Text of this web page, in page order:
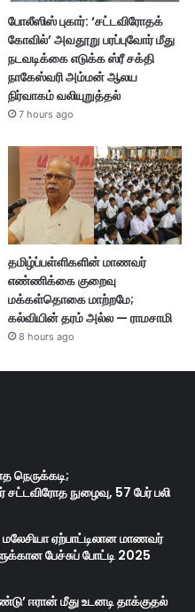
போலீஸிஸ் புகார்: ‘சட்டவிரோதக்
கோவில்’ அவதூறு பரப்புவோர் மீது
நடவடிக்கை எடுக்க ஸ்ரீ சக்தி
நாகேஸ்வரி அம்மன் ஆலய
நிர்வாகம் வலியுறுத்தல்
7 hours ago
தமிழ்ப்பள்ளிகளின் மாணவர்
எண்ணிக்கை குறைவு
மக்கள்தொகை மாற்றமே;
கல்வியின் தரம் அல்ல — ராமசாமி
8 hours ago
நெருக்கடி;
நுழைவு, 57 பேர் பலி
ஏற்பாட்டிலான மாணவர்
பேச்சுப் போட்டி 2025
ஈரான் மீது உடனடி தாக்குதல்